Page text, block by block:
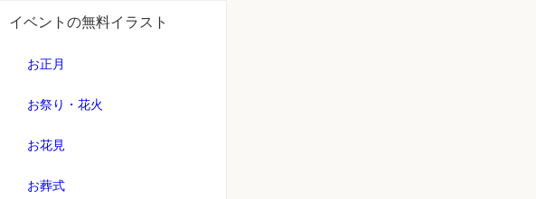
イベントの無料イラスト
お正月
お祭り・花火
お花見
お葬式